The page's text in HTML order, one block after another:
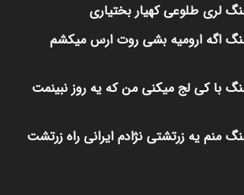
لری طلوعی کهیار بختیاری
اگه ارومیه بشی روت ارس میکشم
با کی لج میکنی من که یه روز نبینمت
منم یه زرتشتی نژادم ایرانی راه زرتشت